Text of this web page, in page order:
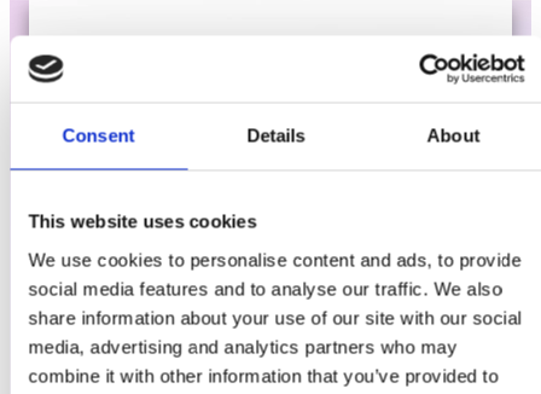
Consent Details About
This website uses cookies
We use cookies to personalise content and ads, to provide
social media features and to analyse our traffic. We also
share information about your use of our site with our social
media, advertising and analytics partners who may
combine it with other information that you’ve provided to